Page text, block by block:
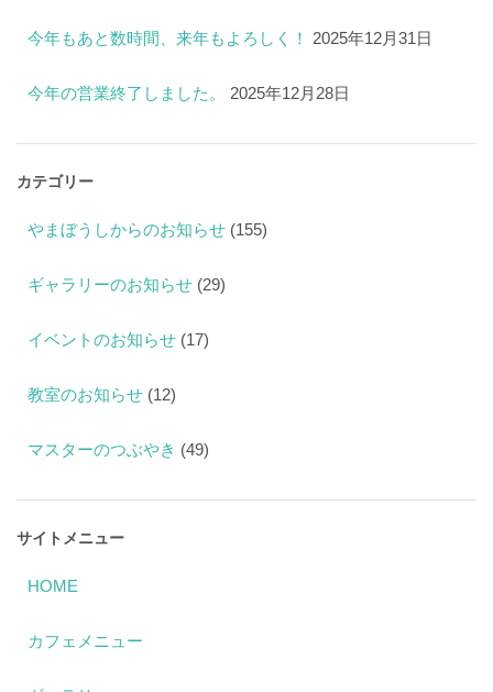
今年もあと数時間、来年もよろしく！ 2025年12月31日
今年の営業終了しました。 2025年12月28日
カテゴリー
やまぼうしからのお知らせ (155)
ギャラリーのお知らせ (29)
イベントのお知らせ (17)
教室のお知らせ (12)
マスターのつぶやき (49)
サイトメニュー
HOME
カフェメニュー